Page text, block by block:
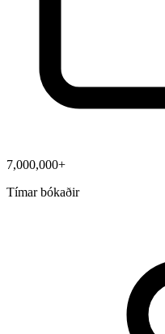
7,000,000+
Tímar bókaðir